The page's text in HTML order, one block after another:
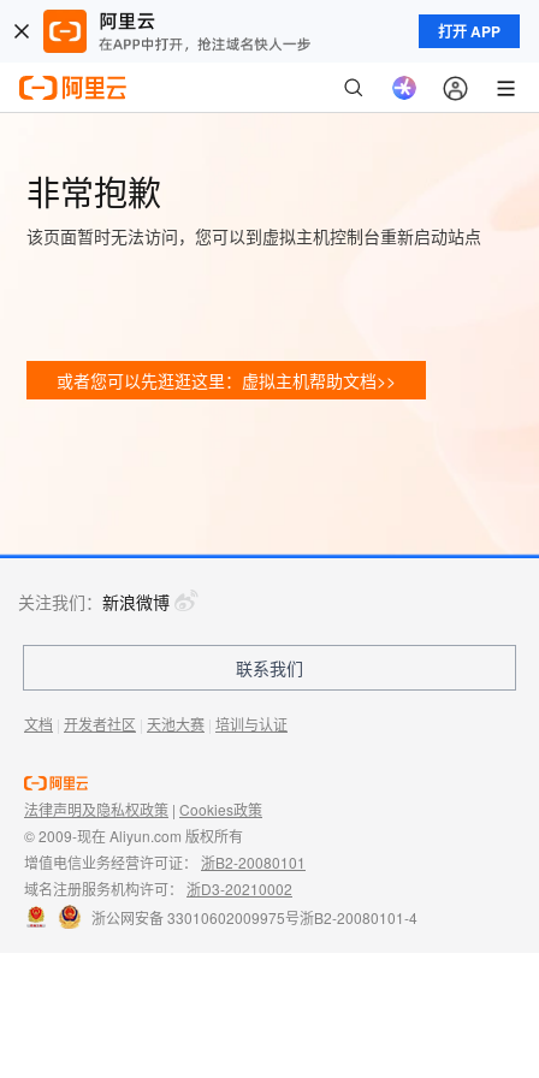
打开 APP
非常抱歉
该页面暂时无法访问，您可以到虚拟主机控制台重新启动站点
或者您可以先逛逛这里：虚拟主机帮助文档>>